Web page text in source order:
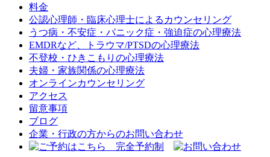
料金
公認心理師・臨床心理士によるカウンセリング
うつ病・不安症・パニック症・強迫症の心理療法
EMDRなど、トラウマ/PTSDの心理療法
不登校・ひきこもりの心理療法
夫婦・家族関係の心理療法
オンラインカウンセリング
アクセス
留意事項
ブログ
企業・行政の方からのお問い合わせ